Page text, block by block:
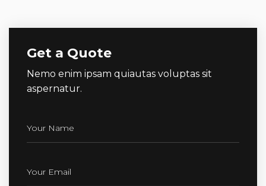
Get a Quote
Nemo enim ipsam quiautas voluptas sit
aspernatur.